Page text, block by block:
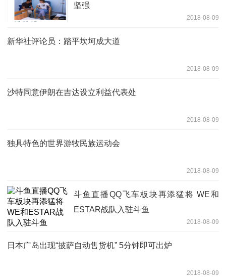
坚强
2018-08-09
新华社评论员：踏平坎坷成大道
2018-08-09
沙特同意伊朗在吉达设立利益代表处
2018-08-09
独具特色的世界游牧民族运动会
2018-08-09
斗鱼直播QQ飞车板块再添猛将 WE和
ESTAR战队入驻斗鱼
2018-08-09
日本广岛出现“披萨自动售货机” 5分钟即可出炉
2018-08-09